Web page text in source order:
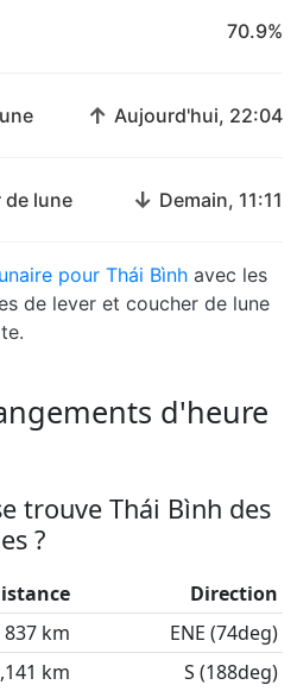
70.9%
↑ Aujourd'hui, 22:04
de lune ↓ Demain, 11:11
pour Thái Bình avec les
de lever et coucher de lune
d'heure
trouve Thái Bình des
?
Direction
837 km
ENE (74deg)
km S (188deg)